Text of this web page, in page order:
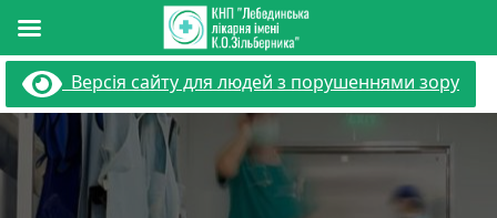
Перейти
вмісту
Версія сайту для людей з порушеннями зору